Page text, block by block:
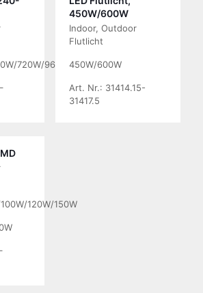
720W/960W
450W/600W
Indoor, Outdoor
Flutlicht
450W/600W
Art. Nr.: 31414.15-
31417.5
120W/150W